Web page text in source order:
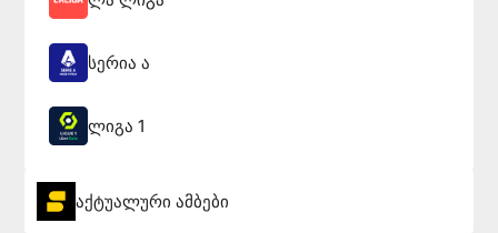
სერია ა
ლიგა 1
აქტუალური ამბები